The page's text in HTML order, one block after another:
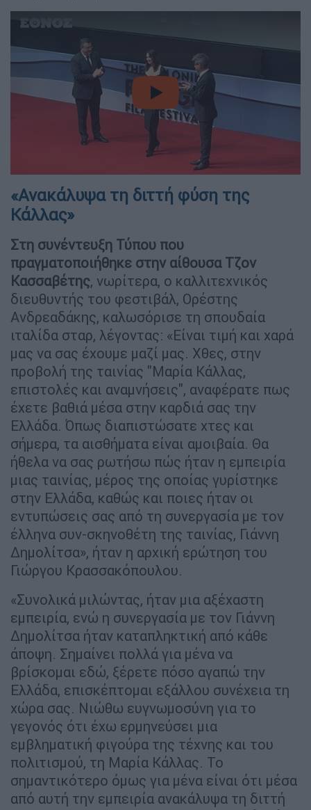
video
«Ανακάλυψα τη διττή φύση της
Κάλλας»
Στη συνέντευξη Τύπου που
πραγματοποιήθηκε στην αίθουσα Τζον
Κασσαβέτης, νωρίτερα, ο καλλιτεχνικός
διευθυντής του φεστιβάλ, Ορέστης
Ανδρεαδάκης, καλωσόρισε τη σπουδαία
ιταλίδα σταρ, λέγοντας: «Είναι τιμή και χαρά
μας να σας έχουμε μαζί μας. Χθες, στην
προβολή της ταινίας "Μαρία Κάλλας,
επιστολές και αναμνήσεις", αναφέρατε πως
έχετε βαθιά μέσα στην καρδιά σας την
Ελλάδα. Όπως διαπιστώσατε χτες και
σήμερα, τα αισθήματα είναι αμοιβαία. Θα
ήθελα να σας ρωτήσω πώς ήταν η εμπειρία
μιας ταινίας, μέρος της οποίας γυρίστηκε
στην Ελλάδα, καθώς και ποιες ήταν οι
εντυπώσεις σας από τη συνεργασία με τον
έλληνα συν-σκηνοθέτη της ταινίας, Γιάννη
Δημολίτσα», ήταν η αρχική ερώτηση του
Γιώργου Κρασσακόπουλου.
«Συνολικά μιλώντας, ήταν μια αξέχαστη
εμπειρία, ενώ η συνεργασία με τον Γιάννη
Δημολίτσα ήταν καταπληκτική από κάθε
άποψη. Σημαίνει πολλά για μένα να
βρίσκομαι εδώ, ξέρετε πόσο αγαπώ την
Ελλάδα, επισκέπτομαι εξάλλου συνέχεια τη
χώρα σας. Νιώθω ευγνωμοσύνη για το
γεγονός ότι έχω ερμηνεύσει μια
εμβληματική φιγούρα της τέχνης και του
πολιτισμού, τη Μαρία Κάλλας. Το
σημαντικότερο όμως για μένα είναι ότι μέσα
από αυτή την εμπειρία ανακάλυψα τη διττή